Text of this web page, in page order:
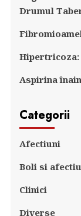
Drumul
Hipertricoza:
Aspirina
Categorii
Afectiuni
Boli si
Clinici
Diverse